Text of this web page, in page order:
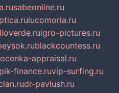
sabeonline.ru
lucomoria.ru
igro-pictures.ru
blackcountess.ru
ocenka-appraisal.ru
pik-finance.ruvip-surfing.ru
dr-pavlush.ru